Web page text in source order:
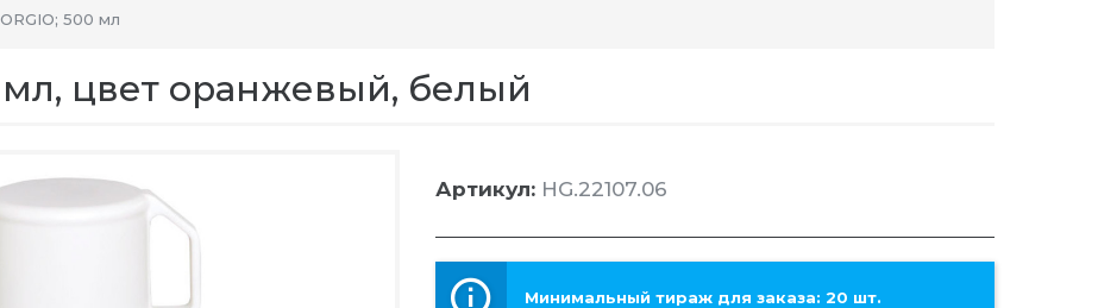
500 мл
мл, цвет оранжевый, белый
Артикул: HG.22107.06
Минимальный тираж для заказа: 20 шт.